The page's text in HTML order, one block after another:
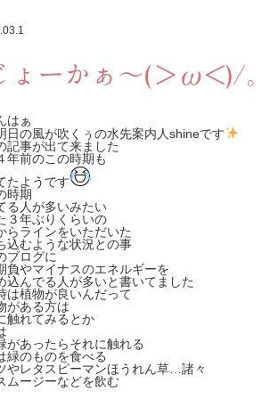
ーかぁ～(＞ω<)/
はぁ
日の風が吹くぅの水先案内人shineです
記事が出て来ました
年前のこの時期も
たようです
時期
る人が多いみたい
３年ぶりくらいの
らラインをいただいた
込むような状況との事
ブログに
負やマイナスのエネルギーを
込んでる人が多いと書いてました
は植物が良いんだって
がある方は
触れてみるとか
があったらそれに触れる
緑のものを食べる
やレタスピーマンほうれん草…諸々
ムージーなどを飲む